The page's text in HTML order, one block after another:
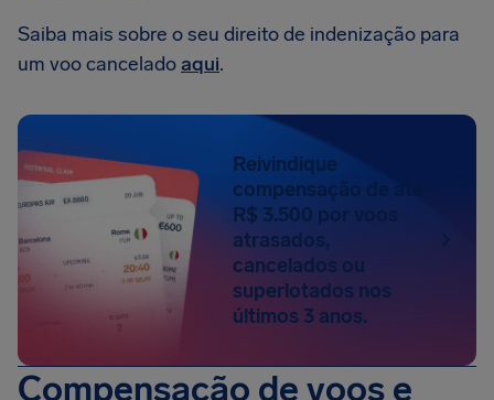
Saiba mais sobre o seu direito de indenização para
um voo canceladoaqui.
Reivindique
compensação de até
R$ 3.500 por voos
atrasados,
cancelados ou
superlotados nos
últimos 3 anos.
Compensação de voos e